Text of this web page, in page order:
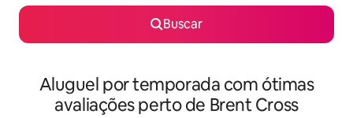
Buscar
Aluguel por temporada com ótimas
avaliações perto de Brent Cross